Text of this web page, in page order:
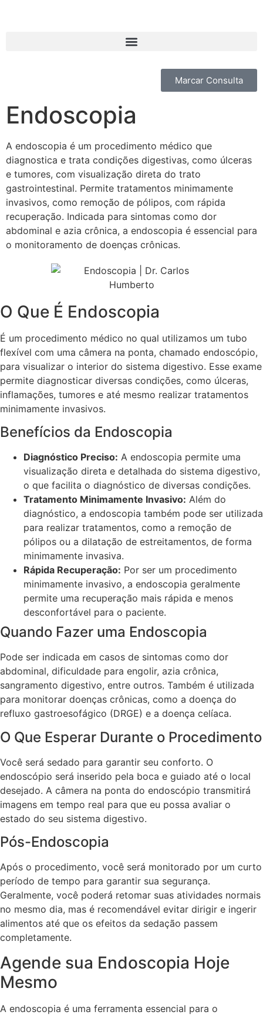
Marcar Consulta
Endoscopia
A endoscopia é um procedimento médico que
diagnostica e trata condições digestivas, como úlceras
e tumores, com visualização direta do trato
gastrointestinal. Permite tratamentos minimamente
invasivos, como remoção de pólipos, com rápida
recuperação. Indicada para sintomas como dor
abdominal e azia crônica, a endoscopia é essencial para
o monitoramento de doenças crônicas.
O Que É Endoscopia
É um procedimento médico no qual utilizamos um tubo
flexível com uma câmera na ponta, chamado endoscópio,
para visualizar o interior do sistema digestivo. Esse exame
permite diagnosticar diversas condições, como úlceras,
inflamações, tumores e até mesmo realizar tratamentos
minimamente invasivos.
Benefícios da Endoscopia
Diagnóstico Preciso: A endoscopia permite uma
visualização direta e detalhada do sistema digestivo,
o que facilita o diagnóstico de diversas condições.
Tratamento Minimamente Invasivo: Além do
diagnóstico, a endoscopia também pode ser utilizada
para realizar tratamentos, como a remoção de
pólipos ou a dilatação de estreitamentos, de forma
minimamente invasiva.
Rápida Recuperação: Por ser um procedimento
minimamente invasivo, a endoscopia geralmente
permite uma recuperação mais rápida e menos
desconfortável para o paciente.
Quando Fazer uma Endoscopia
Pode ser indicada em casos de sintomas como dor
abdominal, dificuldade para engolir, azia crônica,
sangramento digestivo, entre outros. Também é utilizada
para monitorar doenças crônicas, como a doença do
refluxo gastroesofágico (DRGE) e a doença celíaca.
O Que Esperar Durante o Procedimento
Você será sedado para garantir seu conforto. O
endoscópio será inserido pela boca e guiado até o local
desejado. A câmera na ponta do endoscópio transmitirá
imagens em tempo real para que eu possa avaliar o
estado do seu sistema digestivo.
Pós-Endoscopia
Após o procedimento, você será monitorado por um curto
período de tempo para garantir sua segurança.
Geralmente, você poderá retomar suas atividades normais
no mesmo dia, mas é recomendável evitar dirigir e ingerir
alimentos até que os efeitos da sedação passem
completamente.
Agende sua Endoscopia Hoje
Mesmo
A endoscopia é uma ferramenta essencial para o